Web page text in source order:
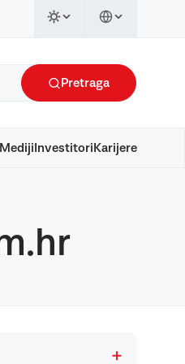
Pretraga
Mediji Investitori Karijere